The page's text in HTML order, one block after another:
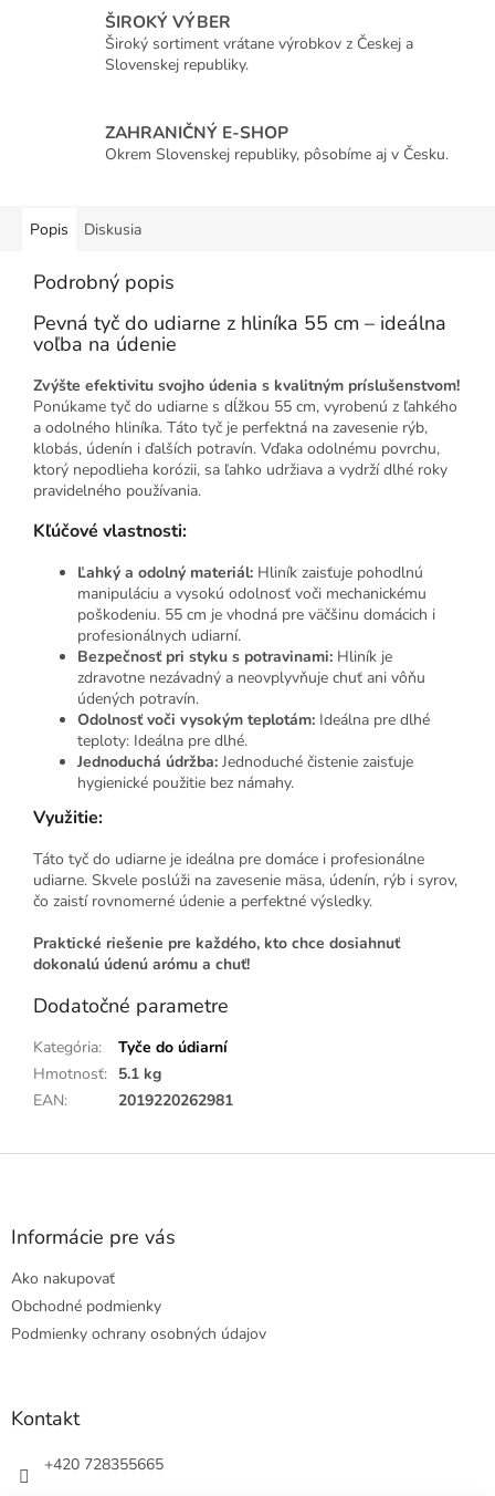
ŠIROKÝ VÝBER
Široký sortiment vrátane výrobkov z Českej a
Slovenskej republiky.
ZAHRANIČNÝ E-SHOP
Okrem Slovenskej republiky, pôsobíme aj v Česku.
Popis Diskusia
Podrobný popis
Pevná tyč do udiarne z hliníka 55 cm – ideálna
voľba na údenie
Zvýšte efektivitu svojho údenia s kvalitným príslušenstvom!
Ponúkame tyč do udiarne s dĺžkou 55 cm, vyrobenú z ľahkého
a odolného hliníka. Táto tyč je perfektná na zavesenie rýb,
klobás, údenín i ďalších potravín. Vďaka odolnému povrchu,
ktorý nepodlieha korózii, sa ľahko udržiava a vydrží dlhé roky
pravidelného používania.
Kľúčové vlastnosti:
Ľahký a odolný materiál: Hliník zaisťuje pohodlnú
manipuláciu a vysokú odolnosť voči mechanickému
poškodeniu. 55 cm je vhodná pre väčšinu domácich i
profesionálnych udiarní.
Bezpečnosť pri styku s potravinami: Hliník je
zdravotne nezávadný a neovplyvňuje chuť ani vôňu
údených potravín.
Odolnosť voči vysokým teplotám: Ideálna pre dlhé
teploty: Ideálna pre dlhé.
Jednoduchá údržba: Jednoduché čistenie zaisťuje
hygienické použitie bez námahy.
Využitie:
Táto tyč do udiarne je ideálna pre domáce i profesionálne
udiarne. Skvele poslúži na zavesenie mäsa, údenín, rýb i syrov,
čo zaistí rovnomerné údenie a perfektné výsledky.
Praktické riešenie pre každého, kto chce dosiahnuť
dokonalú údenú arómu a chuť!
Dodatočné parametre
Kategória:
Tyče do údiarní
Hmotnosť: 5.1 kg
EAN: 2019220262981
Z
Informácie pre vás
Ako nakupovať
Obchodné podmienky
Podmienky ochrany osobných údajov
Kontakt
+420 728355665